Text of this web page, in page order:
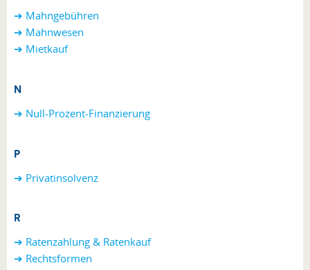
➔ Mahngebühren
➔ Mahnwesen
➔ Mietkauf
N
➔ Null-Prozent-Finanzierung
P
➔ Privatinsolvenz
R
➔ Ratenzahlung & Ratenkauf
➔ Rechtsformen